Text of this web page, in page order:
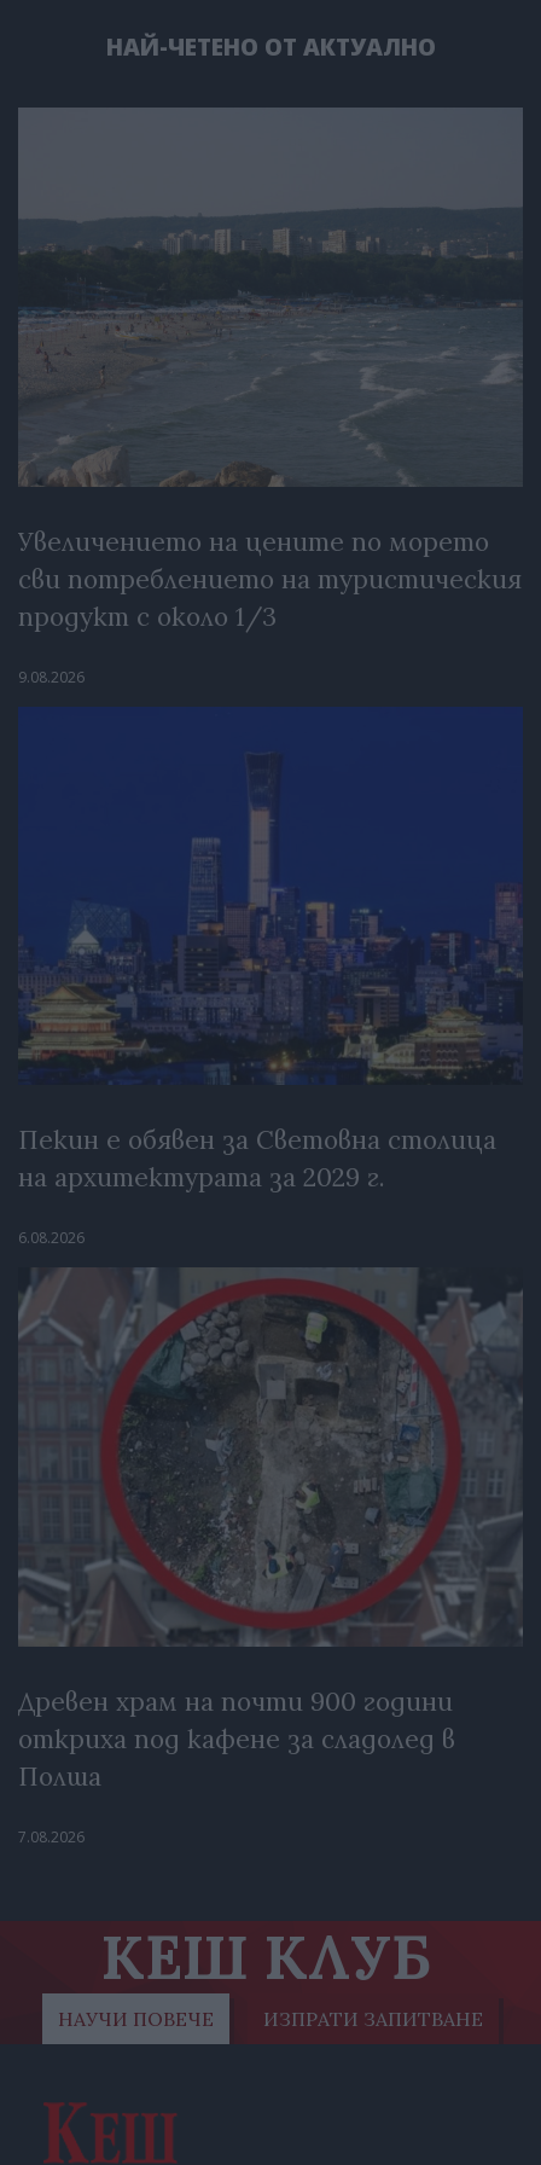
НАЙ-ЧЕТЕНО ОТ АКТУАЛНО
Увеличението на цените по морето
сви потреблението на туристическия
продукт с около 1/3
9.08.2026
Пекин е обявен за Световна столица
на архитектурата за 2029 г.
6.08.2026
Древен храм на почти 900 години
откриха под кафене за сладолед в
Полша
7.08.2026
КЕШ КЛУБ
НАУЧИ ПОВЕЧЕ ИЗПРАТИ ЗАПИТВАНЕ